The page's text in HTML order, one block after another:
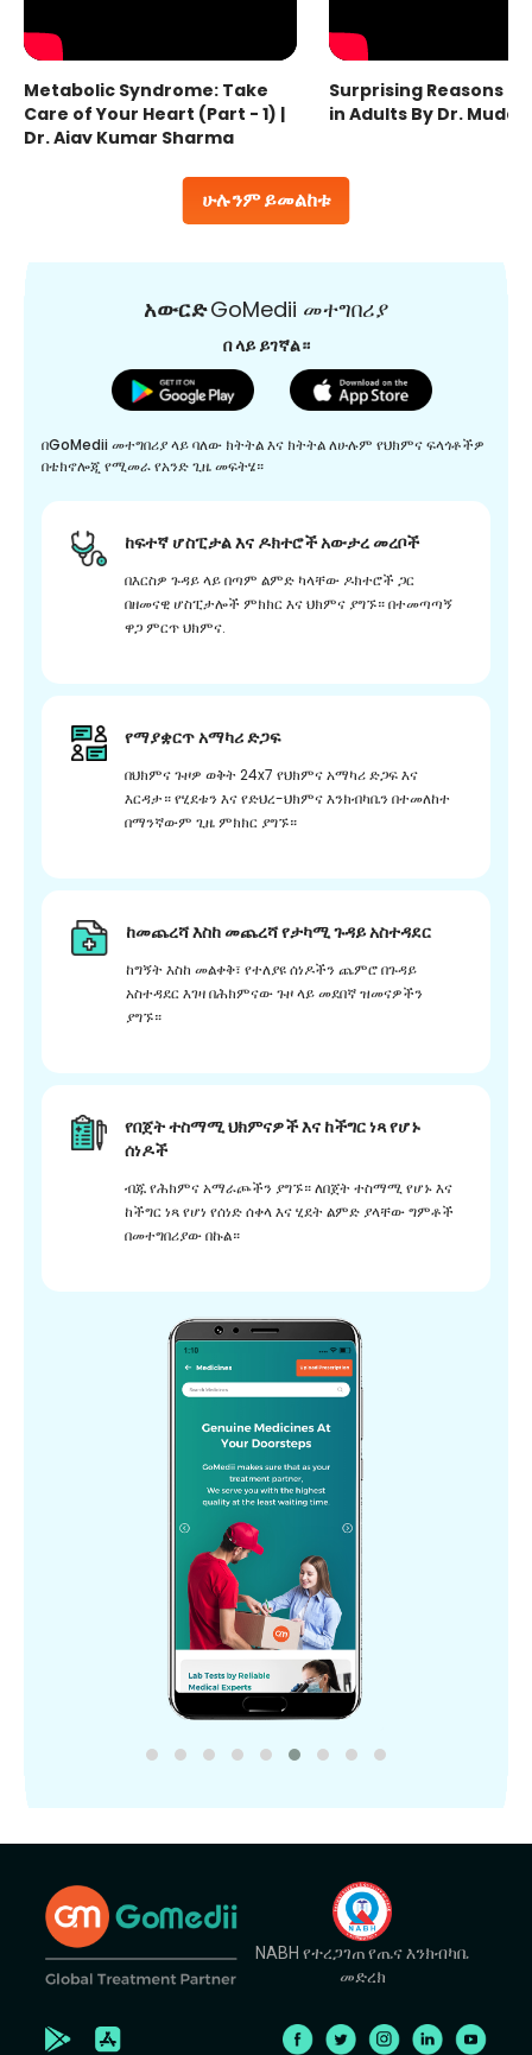
ሁሉንም ይመልከቱ
Metabolic Syndrome: Take
Care of Your Heart (Part - 1) |
Dr. Ajay Kumar Sharma
Surprising Reasons
in Adults By Dr.
አውርድGoMedii መተግበሪያ
በ ላይ ይገኛል።
በGoMedii መተግበሪያ ላይ ባለው ክትትል እና ክትትል ለሁሉም የህክምና ፍላጎቶችዎ
በቴክኖሎጂ የሚመራ የአንድ ጊዜ መፍትሄ።
ከፍተኛ ሆስፒታል እና ዶክተሮች አውታረ መረቦች
በእርስዎ ጉዳይ ላይ በጣም ልምድ ካላቸው ዶክተሮች ጋር
በዘመናዊ ሆስፒታሎች ምክክር እና ህክምና ያግኙ። በተመጣጣኝ
ዋጋ ምርጥ ህክምና.
የማያቋርጥ አማካሪ ድጋፍ
በህክምና ጉዞዎ ወቅት 24x7 የህክምና አማካሪ ድጋፍ እና
እርዳታ። የሂደቱን እና የድህረ-ህክምና እንክብካቤን በተመለከተ
በማንኛውም ጊዜ ምክክር ያግኙ።
ከመጨረሻ እስከ መጨረሻ የታካሚ ጉዳይ አስተዳደር
ከግኝት እስከ መልቀቅ፣ የተለያዩ ሰነዶችን ጨምሮ በጉዳይ
አስተዳደር እገዛ በሕክምናው ጉዞ ላይ መደበኛ ዝመናዎችን
ያግኙ።
የበጀት ተስማሚ ህክምናዎች እና ከችግር ነጻ የሆኑ
ሰነዶች
ብጁ የሕክምና አማራጮችን ያግኙ። ለበጀት ተስማሚ የሆኑ እና
ከችግር ነጻ የሆነ የሰነድ ሰቀላ እና ሂደት ልምድ ያላቸው ግምቶች
በመተግበሪያው በኩል።
NABH የተረጋገጠ የጤና እንክብካቤ
መድረክ